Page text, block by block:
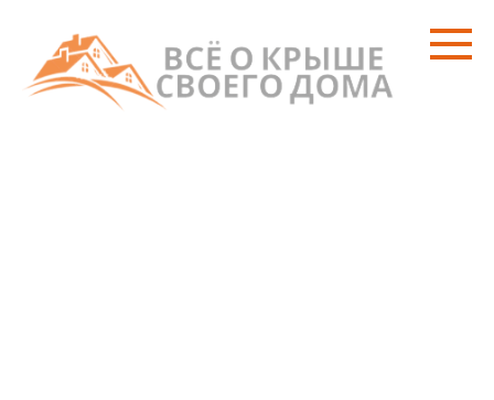
контенту